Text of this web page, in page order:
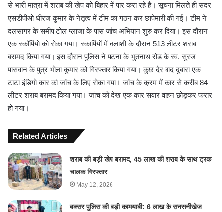
से भारी मात्रा में शराब की खेप को बिहार में पार करा रहे है। सूचना मिलते ही सदर
एसडीपीओ धीरज कुमार के नेतृत्व में टीम का गठन कर छापेमारी की गई। टीम ने
दलसागर के समीप टोल प्लाजा के पास जांच अभियान शुरु कर दिया। इस दौरान
एक स्कॉर्पियो को रोका गया। स्कार्पियों में तलाशी के दौरान 513 लीटर शराब
बरामद किया गया। इस दौरान पुलिस ने पटना के भुतनाथ रोड के स्व. सुरज
पासवान के पुत्र भोला कुमार को गिरफ्तार किया गया। कुछ देर बाद दुबारा एक
टाटा इंडिगो कार को जांच के लिए रोका गया। जांच के क्रम में कार से करीब 84
लीटर शराब बरामद किया गया। जांच को देख एक कार सवार वाहन छोड़कर फरार
हो गया।
Related Articles
शराब की बड़ी खेप बरामद, 45 लाख की शराब के साथ ट्रक
चालक गिरफ्तार
May 12, 2026
बक्सर पुलिस की बड़ी कामयाबी: 6 लाख के सनसनीखेज